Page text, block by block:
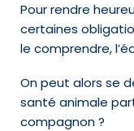
Pour rendre
certaines
le comprendre,
On peut alors se
santé animale
compagnon ?